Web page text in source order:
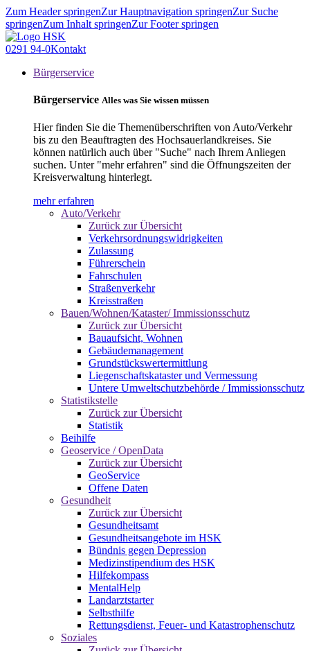
Zum Header springenZur Hauptnavigation springenZur Suche
springenZum Inhalt springenZur Footer springen
0291 94-0Kontakt
Bürgerservice
Bürgerservice Alles was Sie wissen müssen
Hier finden Sie die Themenüberschriften von Auto/Verkehr
bis zu den Beauftragten des Hochsauerlandkreises. Sie
können natürlich auch über "Suche" nach Ihrem Anliegen
suchen. Unter "mehr erfahren" sind die Öffnungszeiten der
Kreisverwaltung hinterlegt.
mehr erfahren
Auto/Verkehr
Zurück zur Übersicht
Verkehrsordnungswidrigkeiten
Zulassung
Führerschein
Fahrschulen
Straßenverkehr
Kreisstraßen
Bauen/Wohnen/Kataster/ Immissionsschutz
Zurück zur Übersicht
Bauaufsicht, Wohnen
Gebäudemanagement
Grundstückswertermittlung
Liegenschaftskataster und Vermessung
Untere Umweltschutzbehörde / Immissionsschutz
Statistikstelle
Zurück zur Übersicht
Statistik
Beihilfe
Geoservice / OpenData
Zurück zur Übersicht
GeoService
Offene Daten
Gesundheit
Zurück zur Übersicht
Gesundheitsamt
Gesundheitsangebote im HSK
Bündnis gegen Depression
Medizinstipendium des HSK
Hilfekompass
MentalHelp
Landarztstarter
Selbsthilfe
Rettungsdienst, Feuer- und Katastrophenschutz
Soziales